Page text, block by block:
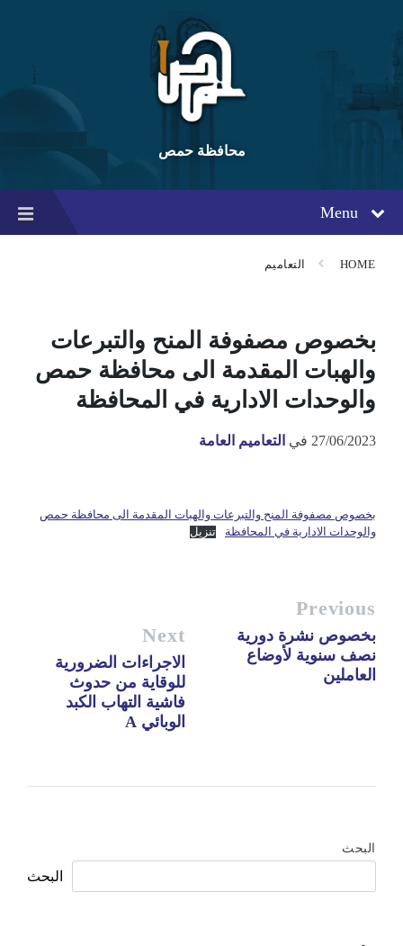
content
main
navigation
footer
محافظة حمص
Menu
HOME التعاميم
بخصوص مصفوفة المنح والتبرعات
والهبات المقدمة الى محافظة حمص
والوحدات الادارية في المحافظة
27/06/2023 في التعاميم العامة
بخصوص مصفوفة المنح والتبرعات والهبات المقدمة الى محافظة حمص
والوحدات الادارية في المحافظة
تنزيل
Previous
بخصوص نشرة دورية
نصف سنوية لأوضاع
العاملين
Next
الاجراءات الضرورية
للوقاية من حدوث
فاشية التهاب الكبد
الوبائي A
البحث
البحث